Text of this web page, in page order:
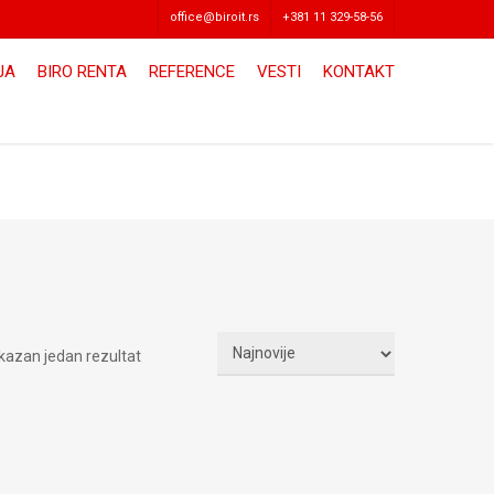
office@biroit.rs +381 11 329-58-56
BIRO RENTA REFERENCE VESTI KONTAKT
jedan rezultat